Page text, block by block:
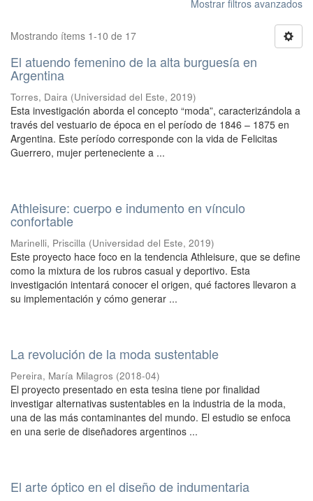
Mostrar filtros avanzados
Mostrando ítems 1-10 de 17
El atuendo femenino de la alta burguesía en
Argentina
Torres, Daira (Universidad del Este, 2019)
Esta investigación aborda el concepto “moda”, caracterizándola a
través del vestuario de época en el período de 1846 – 1875 en
Argentina. Este período corresponde con la vida de Felicitas
Guerrero, mujer perteneciente a ...
Athleisure: cuerpo e indumento en vínculo
confortable
Marinelli, Priscilla (Universidad del Este, 2019)
Este proyecto hace foco en la tendencia Athleisure, que se define
como la mixtura de los rubros casual y deportivo. Esta
investigación intentará conocer el origen, qué factores llevaron a
su implementación y cómo generar ...
La revolución de la moda sustentable
Pereira, María Milagros (2018-04)
El proyecto presentado en esta tesina tiene por finalidad
investigar alternativas sustentables en la industria de la moda,
una de las más contaminantes del mundo. El estudio se enfoca
en una serie de diseñadores argentinos ...
El arte óptico en el diseño de indumentaria